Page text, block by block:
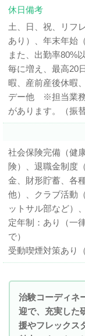
休日備考
土、日、祝、リフ
あり）、年末年始
また、出勤率80%
毎に増え、最高20
暇、産前産後休暇
デー他 ※担当業務
があります。（振
社会保険完備（健
険）、退職金制度
金、財形貯蓄、各
他）、クラブ活動
ットサル部など）
定年制：あり（一
で）
受動喫煙対策あり
治験コーディネ
迎で、充実した
援やフレックス